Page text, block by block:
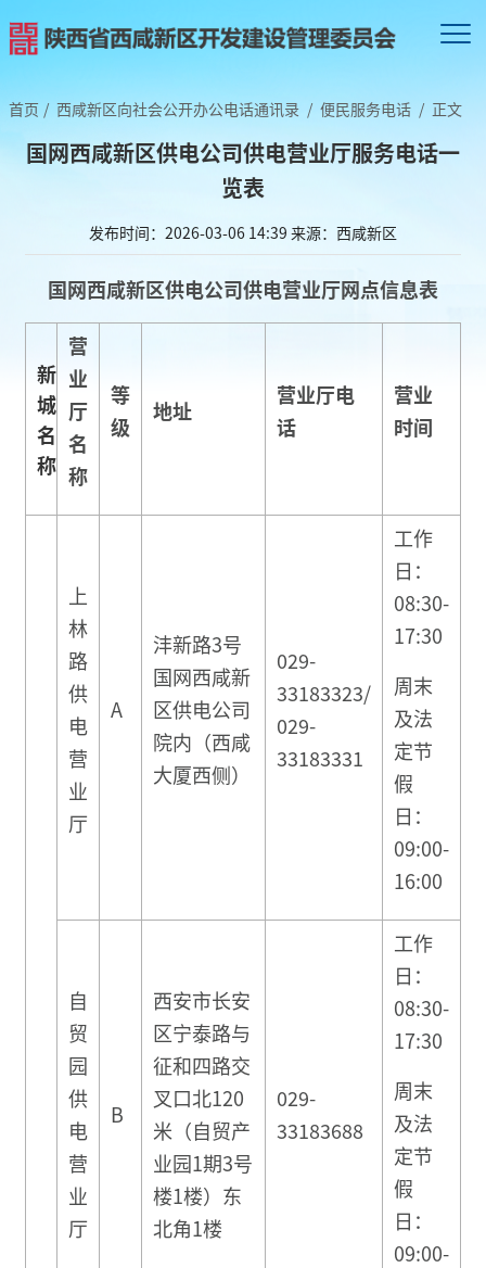
首页 / 西咸新区向社会公开办公电话通讯录 / 便民服务电话 / 正文
国网西咸新区供电公司供电营业厅服务电话一
览表
发布时间：2026-03-06 14:39 来源：西咸新区
国网西咸新区供电公司供电营业厅网点信息表
新
城
名
称
营
业
厅
名
称
等
级
地址
营业厅电
话
营业
时间
上
林
路
供
电
营
业
厅
A
沣新路3号
国网西咸新
区供电公司
院内（西咸
大厦西侧）
029-
33183323/
029-
33183331
工作
日：
08:30-
17:30
周末
及法
定节
假
日：
09:00-
16:00
自
贸
园
供
电
营
业
厅
B
西安市长安
区宁泰路与
征和四路交
叉口北120
米（自贸产
业园1期3号
楼1楼）东
北角1楼
029-
33183688
工作
日：
08:30-
17:30
周末
及法
定节
假
日：
09:00-